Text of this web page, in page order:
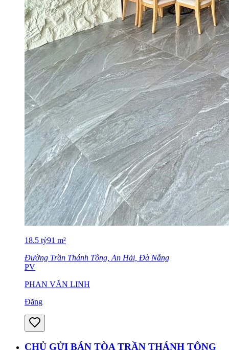
18.5 tỷ91 m²
Đường Trần Thánh Tông, An Hải, Đà Nẵng
PV
PHAN VĂN LINH
Đăng
CHỦ GỬI BÁN TÒA TRẦN THÁNH TÔNG